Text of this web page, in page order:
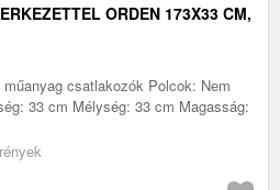
ORDEN 173X33 CM,
csatlakozók Polcok: Nem
33 cm Mélység: 33 cm Magasság: